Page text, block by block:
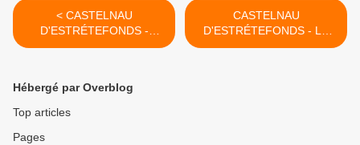
< CASTELNAU
D'ESTRÉTEFONDS -
GERMAINE CHAUMEL
CASTELNAU
D'ESTRÉTEFONDS - LA
FËTE LOCALE EST DE
Hébergé par Overblog
Top articles
Pages